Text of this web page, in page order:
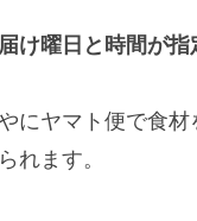
け曜日と時間が指
にヤマト便で食
れます。